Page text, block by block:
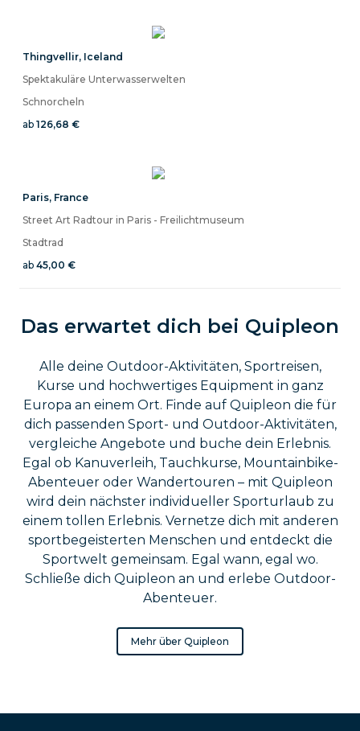
Thingvellir, Iceland
Spektakuläre Unterwasserwelten
Schnorcheln
ab 126,68 €
Paris, France
Street Art Radtour in Paris - Freilichtmuseum
Stadtrad
ab 45,00 €
Das erwartet dich bei Quipleon
Alle deine Outdoor-Aktivitäten, Sportreisen,
Kurse und hochwertiges Equipment in ganz
Europa an einem Ort. Finde auf Quipleon die für
dich passenden Sport- und Outdoor-Aktivitäten,
vergleiche Angebote und buche dein Erlebnis.
Egal ob Kanuverleih, Tauchkurse, Mountainbike-
Abenteuer oder Wandertouren – mit Quipleon
wird dein nächster individueller Sporturlaub zu
einem tollen Erlebnis. Vernetze dich mit anderen
sportbegeisterten Menschen und entdeckt die
Sportwelt gemeinsam. Egal wann, egal wo.
Schließe dich Quipleon an und erlebe Outdoor-
Abenteuer.
Mehr über Quipleon